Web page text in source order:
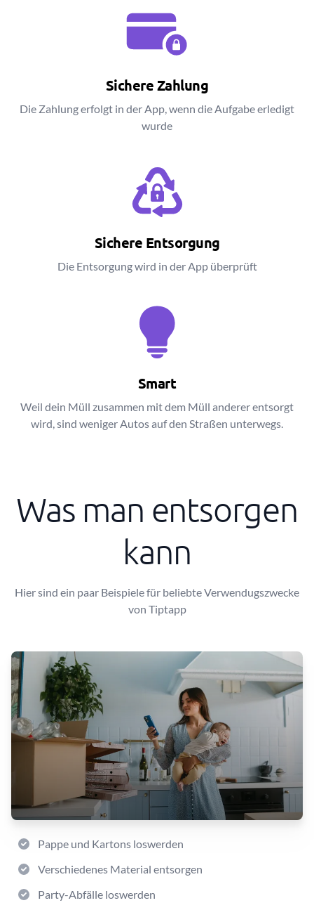
Sichere Zahlung
Die Zahlung erfolgt in der App, wenn die Aufgabe erledigt
wurde
Sichere Entsorgung
Die Entsorgung wird in der App überprüft
Smart
Weil dein Müll zusammen mit dem Müll anderer entsorgt
wird, sind weniger Autos auf den Straßen unterwegs.
Was man entsorgen
kann
Hier sind ein paar Beispiele für beliebte Verwendugszwecke
von Tiptapp
Pappe und Kartons loswerden
Verschiedenes Material entsorgen
Party-Abfälle loswerden